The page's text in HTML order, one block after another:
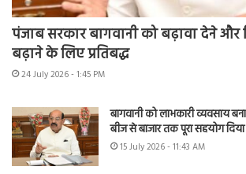
पंजाब सरकार बागवानी को बढ़ावा देने
बढ़ाने के लिए प्रतिबद्ध
24 July 2026 - 1:45 PM
बागवानी को लाभकारी व्यवसाय
बीज से बाजार तक पूरा सहयोग
15 July 2026 - 11:43 AM